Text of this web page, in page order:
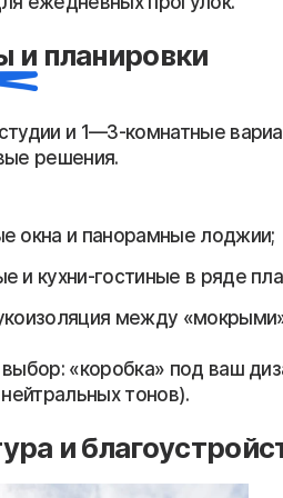
и планировки
и 1—3-комнатные
решения.
окна и панорамные лоджии;
и кухни-гостиные в ряде
между
«коробка» под ваш
тонов).
и